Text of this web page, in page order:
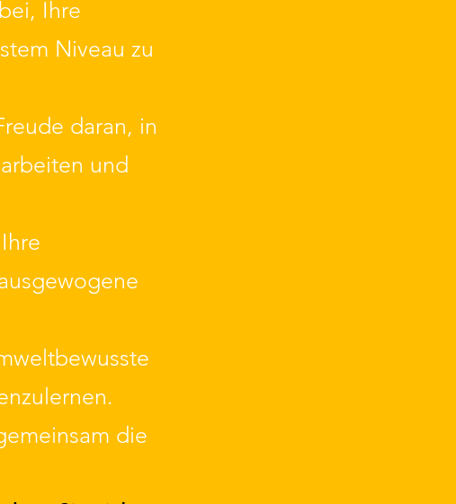
Ihre
Niveau zu
daran, in
und
die